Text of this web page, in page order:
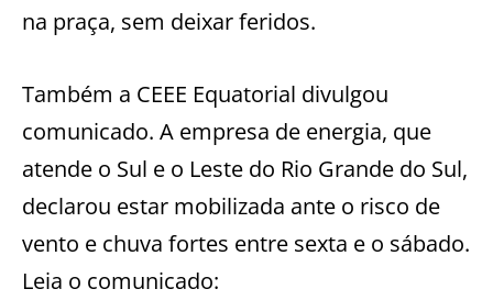
na praça, sem deixar feridos.
Também a CEEE Equatorial divulgou
comunicado. A empresa de energia, que
atende o Sul e o Leste do Rio Grande do Sul,
declarou estar mobilizada ante o risco de
vento e chuva fortes entre sexta e o sábado.
Leia o comunicado: